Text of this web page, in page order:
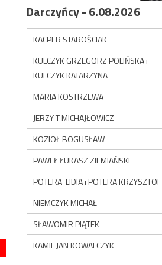
Darczyńcy - 6.08.2026
KACPER STAROŚCIAK
KULCZYK GRZEGORZ POLIŃSKA i
KULCZYK KATARZYNA
MARIA KOSTRZEWA
JERZY T MICHAJŁOWICZ
KOZIOŁ BOGUSŁAW
PAWEŁ ŁUKASZ ZIEMIAŃSKI
POTERA LIDIA i POTERA KRZYSZTOF
NIEMCZYK MICHAŁ
SŁAWOMIR PIĄTEK
KAMIL JAN KOWALCZYK